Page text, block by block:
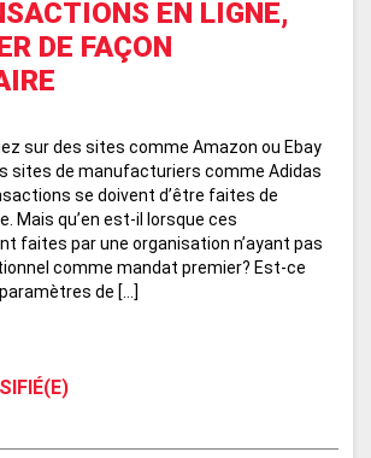
EN LIGNE,
DE FAÇON
sur des sites comme Amazon ou Ebay
sites de manufacturiers comme Adidas
se doivent d’être faites de
Mais qu’en est-il lorsque ces
faites par une organisation n’ayant pas
comme mandat premier? Est-ce
de […]